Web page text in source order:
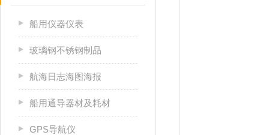
船用仪器仪表
玻璃钢不锈钢制品
航海日志海图海报
船用通导器材及耗材
GPS导航仪